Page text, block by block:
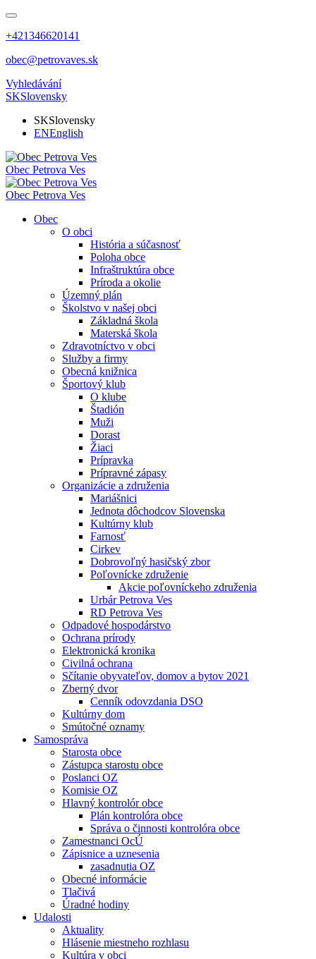
+421346620141
obec@petrovaves.sk
Vyhledávání
SKSlovensky
SKSlovensky
ENEnglish
Obec Petrova Ves
Obec Petrova Ves
Obec
O obci
História a súčasnosť
Poloha obce
Infraštruktúra obce
Príroda a okolie
Územný plán
Školstvo v našej obci
Základná škola
Materská škola
Zdravotníctvo v obci
Služby a firmy
Obecná knižnica
Športový klub
O klube
Štadión
Muži
Dorast
Žiaci
Prípravka
Prípravné zápasy
Organizácie a združenia
Mariášnici
Jednota dôchodcov Slovenska
Kultúrny klub
Farnosť
Cirkev
Dobrovoľný hasičský zbor
Poľovnícke združenie
Akcie poľovníckeho združenia
Urbár Petrova Ves
RD Petrova Ves
Odpadové hospodárstvo
Ochrana prírody
Elektronická kronika
Civilná ochrana
Sčítanie obyvateľov, domov a bytov 2021
Zberný dvor
Cenník odovzdania DSO
Kultúrny dom
Smútočné oznamy
Samospráva
Starosta obce
Zástupca starostu obce
Poslanci OZ
Komisie OZ
Hlavný kontrolór obce
Plán kontrolóra obce
Správa o činnosti kontrolóra obce
Zamestnanci OcÚ
Zápisnice a uznesenia
zasadnutia OZ
Obecné informácie
Tlačivá
Úradné hodiny
Udalosti
Aktuality
Hlásenie miestneho rozhlasu
Kultúra v obci